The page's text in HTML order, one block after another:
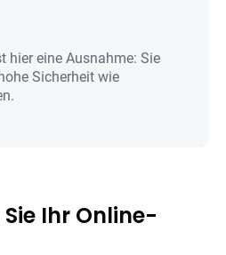
hier eine Ausnahme: Sie
Sicherheit wie
Ihr Online-